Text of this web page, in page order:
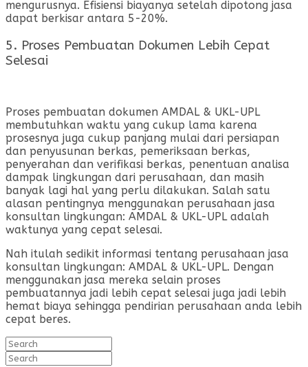
mengurusnya. Efisiensi biayanya setelah dipotong jasa
dapat berkisar antara 5-20%.
5. Proses Pembuatan Dokumen Lebih Cepat
Selesai
Proses pembuatan dokumen AMDAL & UKL-UPL
membutuhkan waktu yang cukup lama karena
prosesnya juga cukup panjang mulai dari persiapan
dan penyusunan berkas, pemeriksaan berkas,
penyerahan dan verifikasi berkas, penentuan analisa
dampak lingkungan dari perusahaan, dan masih
banyak lagi hal yang perlu dilakukan. Salah satu
alasan pentingnya menggunakan perusahaan jasa
konsultan lingkungan: AMDAL & UKL-UPL adalah
waktunya yang cepat selesai.
Nah itulah sedikit informasi tentang perusahaan jasa
konsultan lingkungan: AMDAL & UKL-UPL. Dengan
menggunakan jasa mereka selain proses
pembuatannya jadi lebih cepat selesai juga jadi lebih
hemat biaya sehingga pendirian perusahaan anda lebih
cepat beres.
Search
for:
Search